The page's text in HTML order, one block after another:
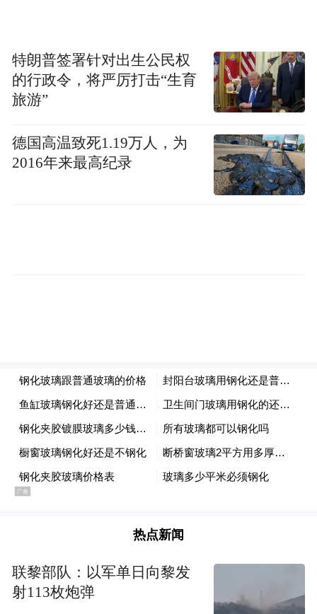
特朗普签署针对出生公民权
的行政令，将严厉打击“生育
旅游”
德国高温致死1.19万人，为
2016年来最高纪录
热点新闻
联黎部队：以军单日向黎发
射113枚炮弹